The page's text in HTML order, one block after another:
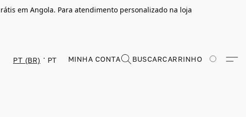
em Angola. Para atendimento personalizado na loja
PT (BR) PT MINHA CONTA BUSCARCARRINHO